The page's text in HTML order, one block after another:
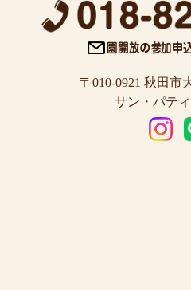
〒010-0921 秋田市
サン・パテ